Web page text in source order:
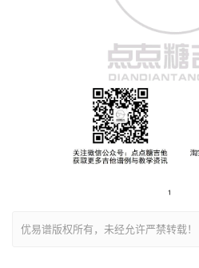
优易谱版权所有，未经允许严禁转载！